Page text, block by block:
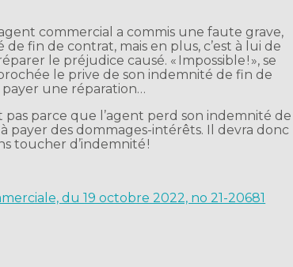
commercial a commis une faute grave,
fin de contrat, mais en plus, c’est à lui de
le préjudice causé. « Impossible ! », se
le prive de son indemnité de fin de
une réparation…
pas parce que l’agent perd son indemnité de
des dommages-intérêts. Il devra donc
toucher d’indemnité !
du 19 octobre 2022, no 21-20681